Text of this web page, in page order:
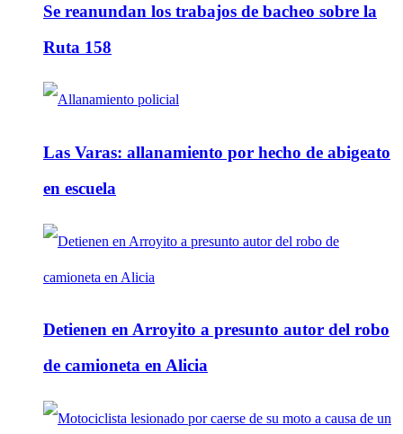
Se reanundan los trabajos de bacheo sobre la
Ruta 158
Las Varas: allanamiento por hecho de abigeato
en escuela
Detienen en Arroyito a presunto autor del robo
de camioneta en Alicia